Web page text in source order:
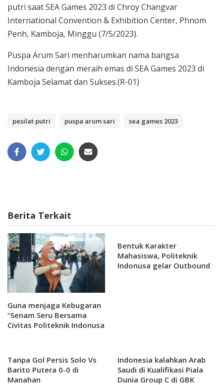
putri saat SEA Games 2023 di Chroy Changvar
International Convention & Exhibition Center, Phnom
Penh, Kamboja, Minggu (7/5/2023).
Puspa Arum Sari menharumkan nama bangsa
Indonesia dengan meraih emas di SEA Games 2023 di
Kamboja Selamat dan Sukses.(R-01)
pesilat putri puspa arum sari sea games 2023
Berita Terkait
Guna menjaga Kebugaran
“Senam Seru Bersama
Civitas Politeknik Indonusa
Bentuk Karakter
Mahasiswa, Politeknik
Indonusa gelar Outbound
Tanpa Gol Persis Solo Vs
Barito Putera 0-0 di
Manahan
Indonesia kalahkan Arab
Saudi di Kualifikasi Piala
Dunia Group C di GBK